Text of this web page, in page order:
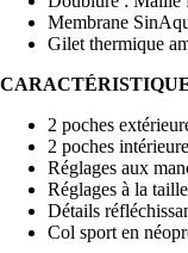
Membrane
Gilet thermique
2 poches
2 poches
Réglages aux
Réglages à la taille
Détails
Col sport en